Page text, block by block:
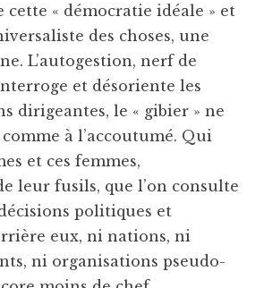
cette « démocratie idéale » et
des choses, une
L’autogestion, nerf de
et désoriente les
dirigeantes, le « gibier » ne
à l’accoutumé. Qui
et ces femmes,
leur fusils, que l’on consulte
politiques et
eux, ni nations, ni
ni organisations pseudo-